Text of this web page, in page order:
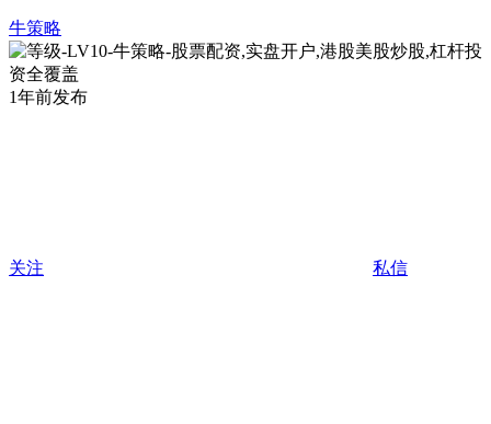
牛策略
1年前发布
关注 私信